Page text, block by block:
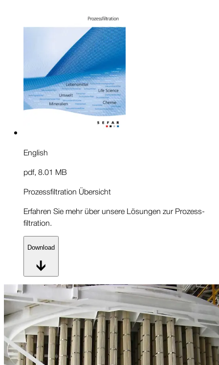
English
pdf, 8.01 MB
Prozessfiltration Übersicht
Erfahren Sie mehr über unsere Lösungen zur Prozess­
filtration.
Download